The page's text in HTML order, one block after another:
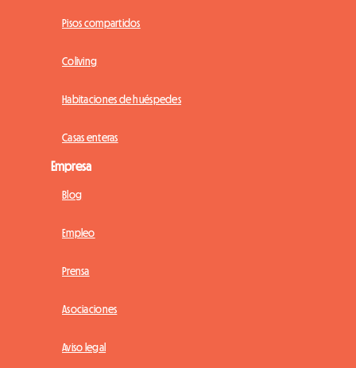
Pisos compartidos
Coliving
Habitaciones de huéspedes
Casas enteras
Empresa
Blog
Empleo
Prensa
Asociaciones
Aviso legal